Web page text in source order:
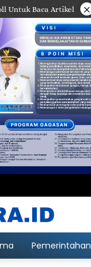
Untuk Baca Artikel ×
Pemerintahan